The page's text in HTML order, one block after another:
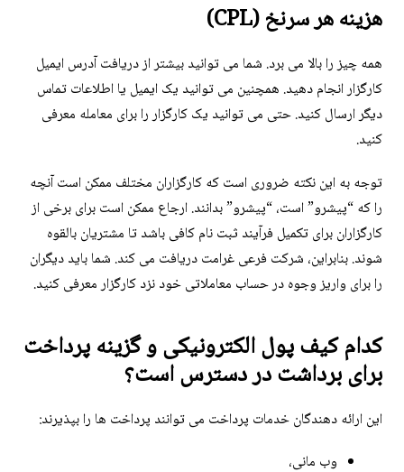
هزینه هر سرنخ (CPL)
همه چیز را بالا می برد. شما می توانید بیشتر از دریافت آدرس ایمیل
کارگزار انجام دهید. همچنین می توانید یک ایمیل یا اطلاعات تماس
دیگر ارسال کنید. حتی می توانید یک کارگزار را برای معامله معرفی
کنید.
توجه به این نکته ضروری است که کارگزاران مختلف ممکن است آنچه
را که “پیشرو” است، “پیشرو” بدانند. ارجاع ممکن است برای برخی از
کارگزاران برای تکمیل فرآیند ثبت نام کافی باشد تا مشتریان بالقوه
شوند. بنابراین، شرکت فرعی غرامت دریافت می کند. شما باید دیگران
را برای واریز وجوه در حساب معاملاتی خود نزد کارگزار معرفی کنید.
کدام کیف پول الکترونیکی و گزینه پرداخت
برای برداشت در دسترس است؟
این ارائه دهندگان خدمات پرداخت می توانند پرداخت ها را بپذیرند:
وب مانی،